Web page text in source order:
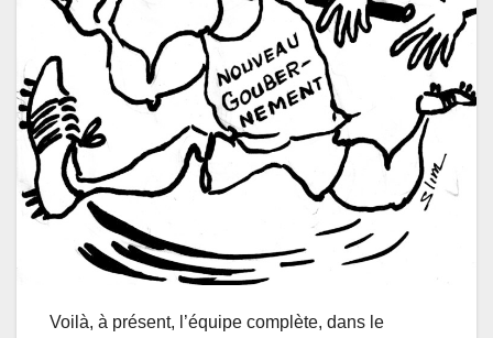
Voilà, à présent, l’équipe complète, dans le